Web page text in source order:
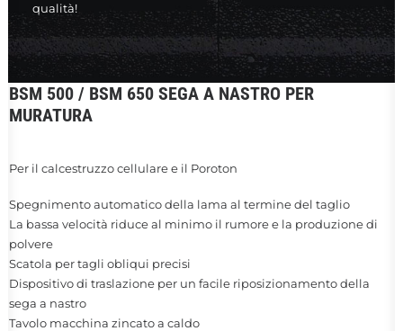
qualità!
BSM 500 / BSM 650 SEGA A NASTRO PER
MURATURA
Per il calcestruzzo cellulare e il Poroton
Spegnimento automatico della lama al termine del taglio
La bassa velocità riduce al minimo il rumore e la produzione di
polvere
Scatola per tagli obliqui precisi
Dispositivo di traslazione per un facile riposizionamento della
sega a nastro
Tavolo macchina zincato a caldo